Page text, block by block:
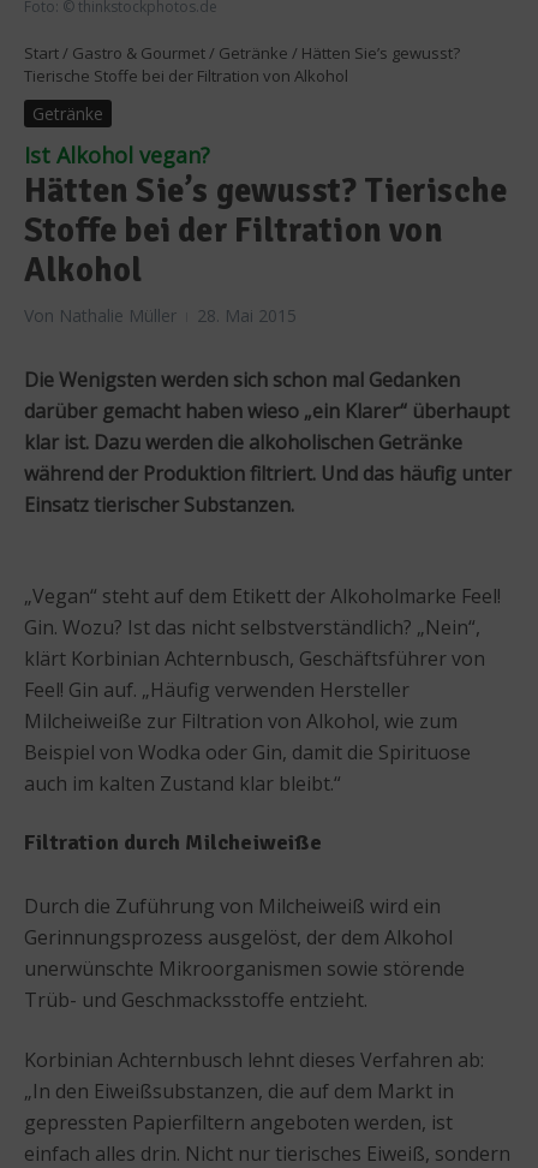
Foto: © thinkstockphotos.de
Start / Gastro & Gourmet / Getränke / Hätten Sie’s gewusst?
Tierische Stoffe bei der Filtration von Alkohol
Getränke
Ist Alkohol vegan?
Hätten Sie’s gewusst? Tierische
Stoffe bei der Filtration von
Alkohol
Von Nathalie Müller 28. Mai 2015
Die Wenigsten werden sich schon mal Gedanken
darüber gemacht haben wieso „ein Klarer“ überhaupt
klar ist. Dazu werden die alkoholischen Getränke
während der Produktion filtriert. Und das häufig unter
Einsatz tierischer Substanzen.
„Vegan“ steht auf dem Etikett der Alkoholmarke Feel!
Gin. Wozu? Ist das nicht selbstverständlich? „Nein“,
klärt Korbinian Achternbusch, Geschäftsführer von
Feel! Gin auf. „Häufig verwenden Hersteller
Milcheiweiße zur Filtration von Alkohol, wie zum
Beispiel von Wodka oder Gin, damit die Spirituose
auch im kalten Zustand klar bleibt.“
Filtration durch Milcheiweiße
Durch die Zuführung von Milcheiweiß wird ein
Gerinnungsprozess ausgelöst, der dem Alkohol
unerwünschte Mikroorganismen sowie störende
Trüb- und Geschmacksstoffe entzieht.
Korbinian Achternbusch lehnt dieses Verfahren ab:
„In den Eiweißsubstanzen, die auf dem Markt in
gepressten Papierfiltern angeboten werden, ist
einfach alles drin. Nicht nur tierisches Eiweiß, sondern